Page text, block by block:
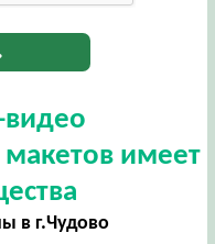
видео
имеет
в г.Чудово